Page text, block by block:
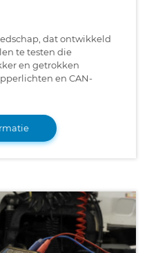
dat ontwikkeld
te testen die
en getrokken
en CAN-